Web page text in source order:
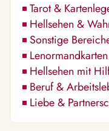
Tarot &
Hellsehen &
Sonstige
Lenormandkarten
Hellsehen mit
Beruf &
Liebe &